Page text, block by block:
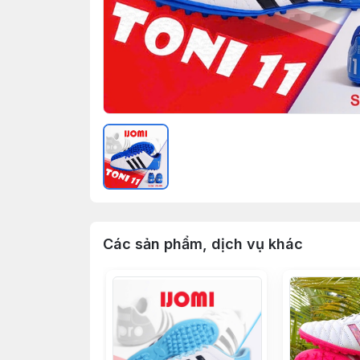
Các sản phẩm, dịch vụ khác